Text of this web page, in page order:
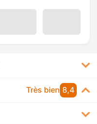
Très bien 8,4